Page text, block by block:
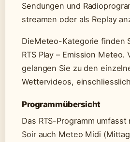
Sendungen und
streamen oder als Replay
DieMeteo-Kategorie finden
RTS Play – Emission Meteo.
gelangen Sie zu den
Wettervideos,
Programmübersicht
Das RTS-Programm
Soir auch Meteo Midi